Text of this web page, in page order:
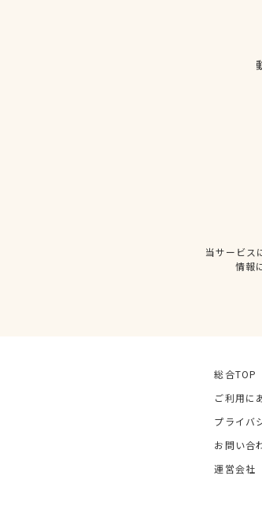
当サービス
情報
総合TOP
ご利用に
プライバ
お問い合
運営会社